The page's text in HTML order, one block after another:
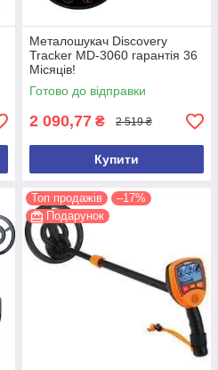
Металошукач Discovery
Tracker MD-3060 гарантія 36
Місяців!
Готово до відправки
2 090,77 ₴ 2 519 ₴
Купити
Топ продажів
–17%
Подарунок